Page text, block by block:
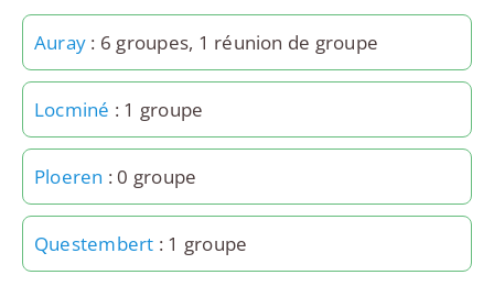
Auray : 6 groupes, 1 réunion de groupe
Locminé : 1 groupe
Ploeren : 0 groupe
Questembert : 1 groupe